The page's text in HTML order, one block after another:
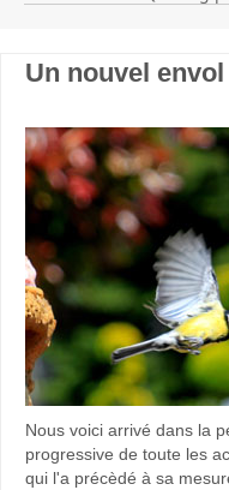
Un nouvel envol
Nous voici arrivé dans la
progressive de toute les
qui l'a précèdé à sa